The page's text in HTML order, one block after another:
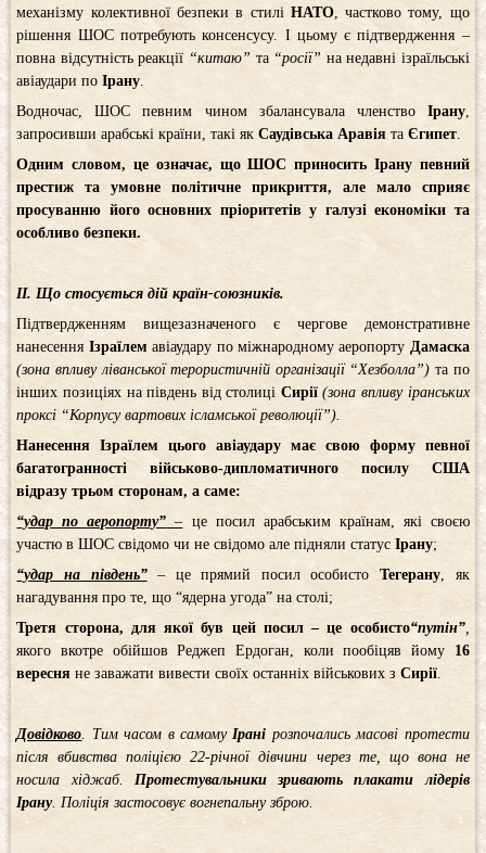
механізму колективної безпеки в стилі НАТО, частково тому, що
рішення ШОС потребують консенсусу. І цьому є підтвердження –
повна відсутність реакції “китаю” та “росії” на недавні ізраїльські
авіаудари поІрану
Водночас, ШОС певним чином збалансувала членство Ірану,
запросивши арабські країни, такі якСаудівська Аравія таЄгипет
Одним словом, це означає, що ШОС приносить Ірану певний
престиж та умовне політичне прикриття, але мало сприяє
просуванню його основних пріоритетів у галузі економіки та
особливо безпеки.
ІІ. Що стосується дій країн-союзників.
Підтвердженням вищезазначеного є чергове демонстративне
нанесення Ізраїлемавіаудару по міжнародному аеропорту Дамаска
(зона впливу ліванської терористичній організації “Хезболла”) та по
інших позиціях на південь від столиці Сирії(зона впливу іранських
проксі “Корпусу вартових ісламської революції”).
Нанесення Ізраїлем цього авіаудару має свою форму певної
багатогранності військово-дипломатичного посилу США
відразу трьом сторонам, а саме:
“удар по аеропорту” – це посил арабським країнам, які своєю
участю в ШОС свідомо чи не свідомо але підняли статусІрану;
“удар на південь”– це прямий посил особисто Тегерану, як
нагадування про те, що “ядерна угода” на столі;
Третя сторона, для якої був цей посил – це особисто“путін”,
якого вкотре обійшов Реджеп Ердоган, коли пообіцяв йому 16
вересняне заважати вивести своїх останніх військових зСирії
Довідково . Тим часом в самому Ірані розпочались масові протести
після вбивства поліцією 22-річної дівчини через те, що вона не
носила хіджаб. Протестувальники зривають плакати лідерів
Ірану. Поліція застосовує вогнепальну зброю.